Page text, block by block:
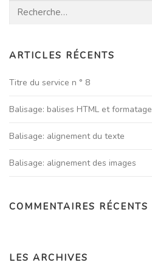
Rechercher :
ARTICLES RÉCENTS
Titre du service n ° 8
Balisage: balises HTML et formatage
Balisage: alignement du texte
Balisage: alignement des images
COMMENTAIRES RÉCENTS
LES ARCHIVES